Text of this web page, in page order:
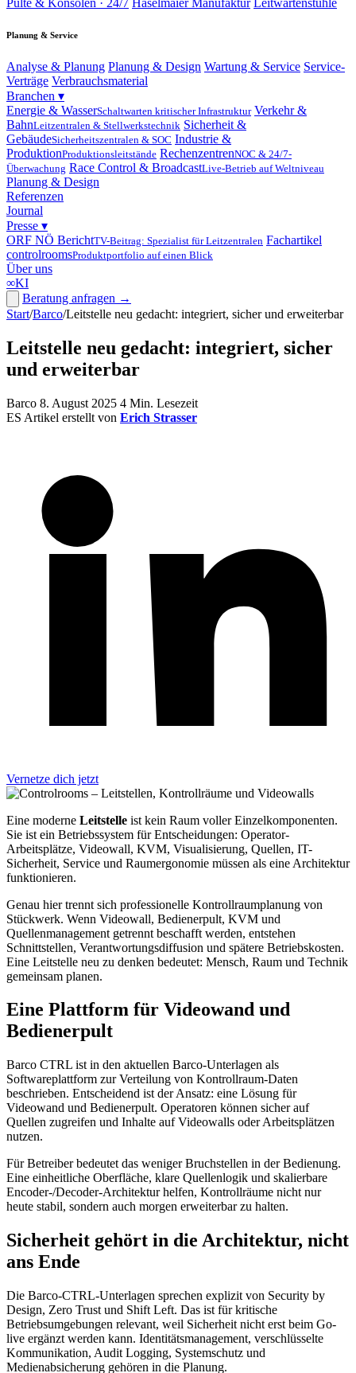
Planung & Service
Analyse & Planung Planung & Design Wartung & Service Service-
Verträge Verbrauchsmaterial
Branchen ▾
Energie & WasserSchaltwarten kritischer Infrastruktur Verkehr &
BahnLeitzentralen & Stellwerkstechnik Sicherheit &
GebäudeSicherheitszentralen & SOC Industrie &
ProduktionProduktionsleitstände RechenzentrenNOC & 24/7-
Überwachung Race Control & BroadcastLive-Betrieb auf Weltniveau
Planung & Design
Referenzen
Journal
Presse ▾
ORF NÖ BerichtTV-Beitrag: Spezialist für Leitzentralen Fachartikel
controlroomsProduktportfolio auf einen Blick
Über uns
∞KI
Beratung anfragen →
Start/Barco/Leitstelle neu gedacht: integriert, sicher und erweiterbar
Leitstelle neu gedacht: integriert, sicher
und erweiterbar
Barco 8. August 2025 4 Min. Lesezeit
ES Artikel erstellt von Erich Strasser
Vernetze dich jetzt
Eine moderne Leitstelle ist kein Raum voller Einzelkomponenten.
Sie ist ein Betriebssystem für Entscheidungen: Operator-
Arbeitsplätze, Videowall, KVM, Visualisierung, Quellen, IT-
Sicherheit, Service und Raumergonomie müssen als eine Architektur
funktionieren.
Genau hier trennt sich professionelle Kontrollraumplanung von
Stückwerk. Wenn Videowall, Bedienerpult, KVM und
Quellenmanagement getrennt beschafft werden, entstehen
Schnittstellen, Verantwortungsdiffusion und spätere Betriebskosten.
Eine Leitstelle neu zu denken bedeutet: Mensch, Raum und Technik
gemeinsam planen.
Eine Plattform für Videowand und
Bedienerpult
Barco CTRL ist in den aktuellen Barco-Unterlagen als
Softwareplattform zur Verteilung von Kontrollraum-Daten
beschrieben. Entscheidend ist der Ansatz: eine Lösung für
Videowand und Bedienerpult. Operatoren können sicher auf
Quellen zugreifen und Inhalte auf Videowalls oder Arbeitsplätzen
nutzen.
Für Betreiber bedeutet das weniger Bruchstellen in der Bedienung.
Eine einheitliche Oberfläche, klare Quellenlogik und skalierbare
Encoder-/Decoder-Architektur helfen, Kontrollräume nicht nur
heute stabil, sondern auch morgen erweiterbar zu halten.
Sicherheit gehört in die Architektur, nicht
ans Ende
Die Barco-CTRL-Unterlagen sprechen explizit von Security by
Design, Zero Trust und Shift Left. Das ist für kritische
Betriebsumgebungen relevant, weil Sicherheit nicht erst beim Go-
live ergänzt werden kann. Identitätsmanagement, verschlüsselte
Kommunikation, Audit Logging, Systemschutz und
Medienabsicherung gehören in die Planung.